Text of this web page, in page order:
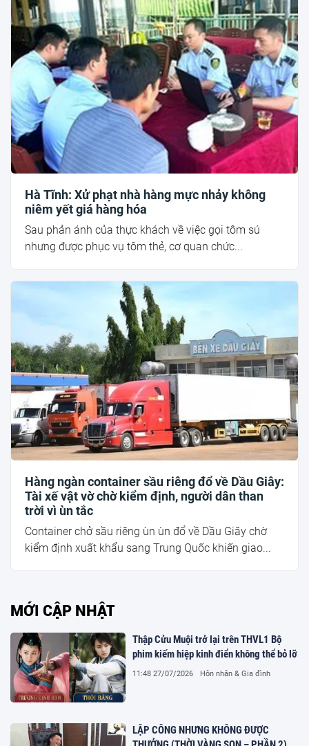
Hà Tĩnh: Xử phạt nhà hàng mực nhảy không
niêm yết giá hàng hóa
Sau phản ánh của thực khách về việc gọi tôm sú
nhưng được phục vụ tôm thẻ, cơ quan chức...
Hàng ngàn container sầu riêng đổ về Dầu Giây:
Tài xế vật vờ chờ kiểm định, người dân than
trời vì ùn tắc
Container chở sầu riêng ùn ùn đổ về Dầu Giây chờ
kiểm định xuất khẩu sang Trung Quốc khiến giao...
MỚI CẬP NHẬT
Thập Cửu Muội trở lại trên THVL1 Bộ
phim kiếm hiệp kinh điển không thể bỏ lỡ
11:48 27/07/2026 Hôn nhân & Gia đình
LẬP CÔNG NHƯNG KHÔNG ĐƯỢC